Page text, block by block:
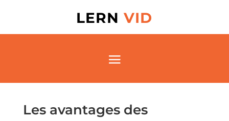
LERNVID
Les avantages des